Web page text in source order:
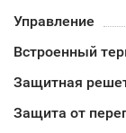
Управление
Встроенный
Защитная
Защита от